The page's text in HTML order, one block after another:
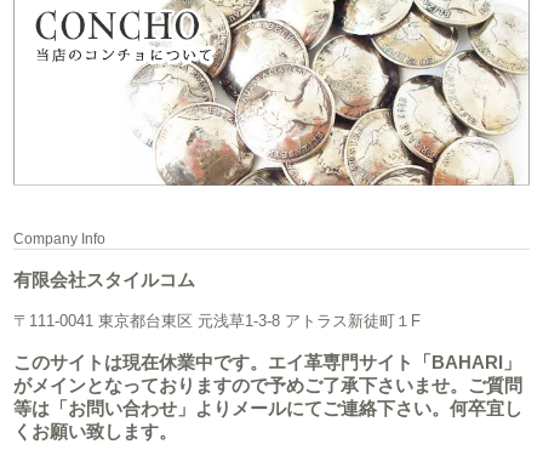
Company Info
有限会社スタイルコム
〒111-0041 東京都台東区 元浅草1-3-8 アトラス新徒町１F
このサイトは現在休業中です。エイ革専門サイト「BAHARI」
がメインとなっておりますので予めご了承下さいませ。ご質問
等は「お問い合わせ」よりメールにてご連絡下さい。何卒宜し
くお願い致します。